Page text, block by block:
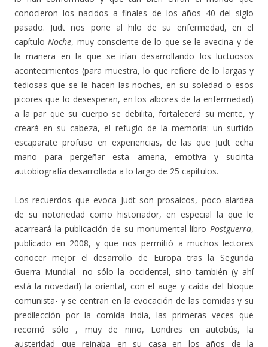
conocieron los nacidos a finales de los años 40 del siglo
pasado. Judt nos pone al hilo de su enfermedad, en el
capítuloNoche, muy consciente de lo que se le avecina y de
la manera en la que se irían desarrollando los luctuosos
acontecimientos (para muestra, lo que refiere de lo largas y
tediosas que se le hacen las noches, en su soledad o esos
picores que lo desesperan, en los albores de la enfermedad)
a la par que su cuerpo se debilita, fortalecerá su mente, y
creará en su cabeza, el refugio de la memoria: un surtido
escaparate profuso en experiencias, de las que Judt echa
mano para pergeñar esta amena, emotiva y sucinta
autobiografía desarrollada a lo largo de 25 capítulos.
Los recuerdos que evoca Judt son prosaicos, poco alardea
de su notoriedad como historiador, en especial la que le
acarreará la publicación de su monumental libro Postguerra,
publicado en 2008, y que nos permitió a muchos lectores
conocer mejor el desarrollo de Europa tras la Segunda
Guerra Mundial -no sólo la occidental, sino también (y ahí
está la novedad) la oriental, con el auge y caída del bloque
comunista- y se centran en la evocación de las comidas y su
predilección por la comida india, las primeras veces que
recorrió sólo , muy de niño, Londres en autobús, la
austeridad que reinaba en su casa en los años de la